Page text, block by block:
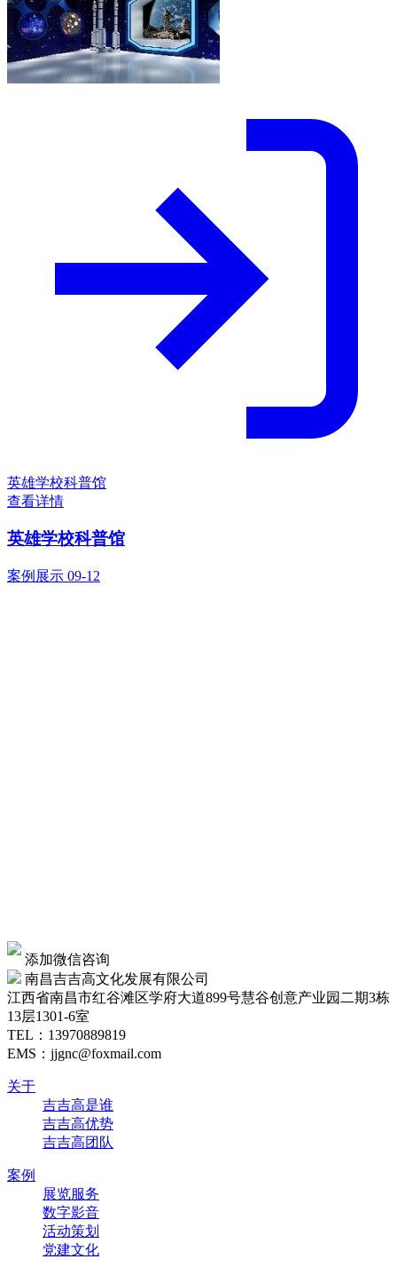
英雄学校科普馆
查看详情
英雄学校科普馆
案例展示 09-12
添加微信咨询
南昌吉吉高文化发展有限公司
江西省南昌市红谷滩区学府大道899号慧谷创意产业园二期3栋
13层1301-6室
TEL： 13970889819
EMS：jjgnc@foxmail.com
关于
吉吉高是谁
吉吉高优势
吉吉高团队
案例
展览服务
数字影音
活动策划
党建文化